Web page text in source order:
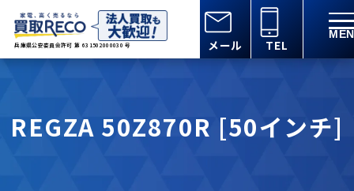
兵庫県公安委員会許可 第 631502000030 号 メール TEL
REGZA 50Z870R [50インチ]